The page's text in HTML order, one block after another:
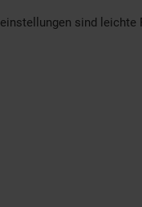
sind leichte